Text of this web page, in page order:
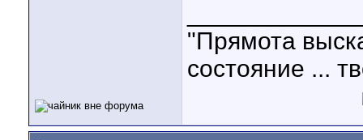
"Прямота
состояние ...